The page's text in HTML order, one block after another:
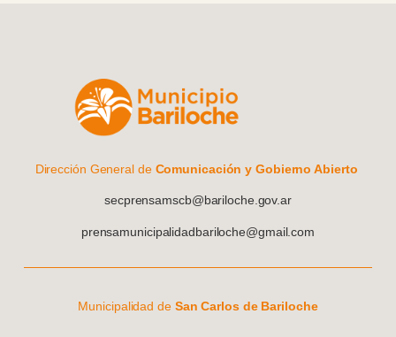
Dirección General de Comunicación y Gobierno Abierto
secprensamscb@bariloche.gov.ar
prensamunicipalidadbariloche@gmail.com
Municipalidad deSan Carlos de Bariloche